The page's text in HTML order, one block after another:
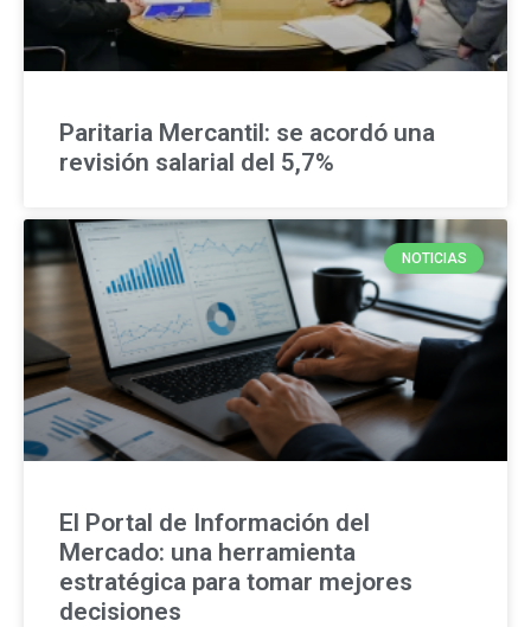
Paritaria Mercantil: se acordó una
revisión salarial del 5,7%
NOTICIAS
El Portal de Información del
Mercado: una herramienta
estratégica para tomar mejores
decisiones